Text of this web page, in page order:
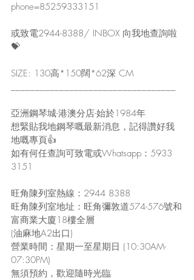
phone=85259333151
或致電2944-8388/ INBOX 向我地查詢啦
💝
SIZE: 130高*150闊*62深 CM
亞洲鋼琴城-港澳分店-始於1984年
想緊貼我地鋼琴嘅最新消息，記得讚好我
地嘅專頁👍
如有何任查詢可致電或Whatsapp：5933
3151
旺角陳列室熱線：2944 8388
旺角陳列室地址：旺角彌敦道574-576號和
富商業大廈18樓全層
(油麻地A2出口)
營業時間：星期一至星期日 (10:30AM-
07:30PM)
無須預約，歡迎隨時光臨